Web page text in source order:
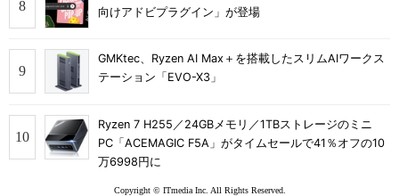
向けアドビプラグイン」が登場
GMKtec、Ryzen AI Max＋を搭載したスリムAIワークス
テーション「EVO-X3」
Ryzen 7 H255／24GBメモリ／1TBストレージのミニ
PC「ACEMAGIC F5A」がタイムセールで41％オフの10
万6998円に
Copyright © ITmedia Inc. All Rights Reserved.